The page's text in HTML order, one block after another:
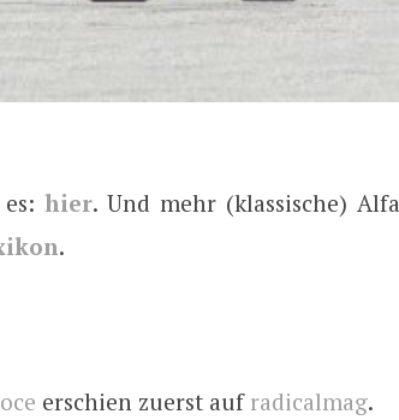
hier. Und mehr (klassische) Alfa
.
erschien zuerst auf radicalmag.